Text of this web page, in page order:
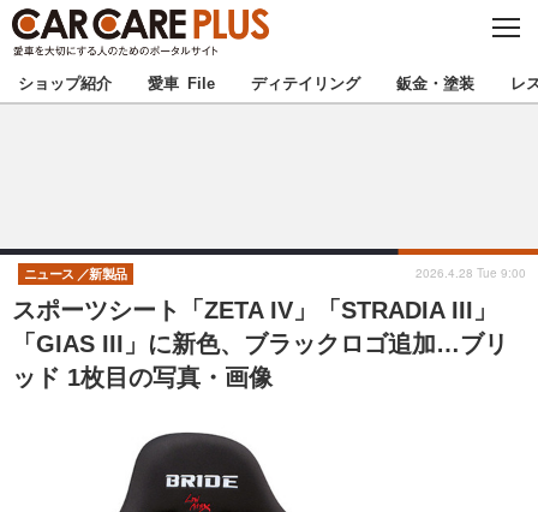
C
S
E
★カーケアプラス認定★ 厳選プロショップを地域から探す
甲信越 北陸
東海 関西
中国
ショップ紹介 愛車 File ディテイリング 鈑金・塗装 レ
スポーツシート「ZETA IV」「STRADIA III」
「GIAS III」に新色、ブラックロゴ追加…ブリ
ッド 1枚目の写真・画像
ニュース 新製品 2026.4.28 Tue 9:00